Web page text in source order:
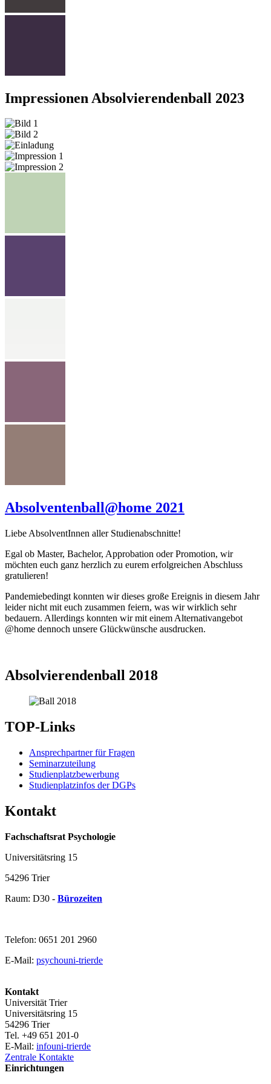
Impressionen Absolvierendenball 2023
Absolventenball@home 2021
Liebe AbsolventInnen aller Studienabschnitte!
Egal ob Master, Bachelor, Approbation oder Promotion, wir
möchten euch ganz herzlich zu eurem erfolgreichen Abschluss
gratulieren!
Pandemiebedingt konnten wir dieses große Ereignis in diesem Jahr
leider nicht mit euch zusammen feiern, was wir wirklich sehr
bedauern. Allerdings konnten wir mit einem Alternativangebot
@home dennoch unsere Glückwünsche ausdrucken.
Absolvierendenball 2018
TOP-Links
Ansprechpartner für Fragen
Seminarzuteilung
Studienplatzbewerbung
Studienplatzinfos der DGPs
Kontakt
Fachschaftsrat Psychologie
Universitätsring 15
54296 Trier
Raum: D30 - Bürozeiten
Telefon: 0651 201 2960
E-Mail: psychouni-trierde
Kontakt
Universität Trier
Universitätsring 15
54296 Trier
Tel. +49 651 201-0
E-Mail: infouni-trierde
Zentrale Kontakte
Einrichtungen